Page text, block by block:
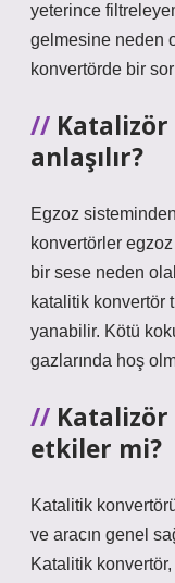
yeterince
gelmesine neden
konvertörde bir
Katalizör
anlaşılır?
Egzoz
konvertörler
bir sese neden
katalitik konvertör
yanabilir. Kötü
gazlarında hoş
Katalizör
etkiler mi?
Katalitik
ve aracın genel
Katalitik konvertör,